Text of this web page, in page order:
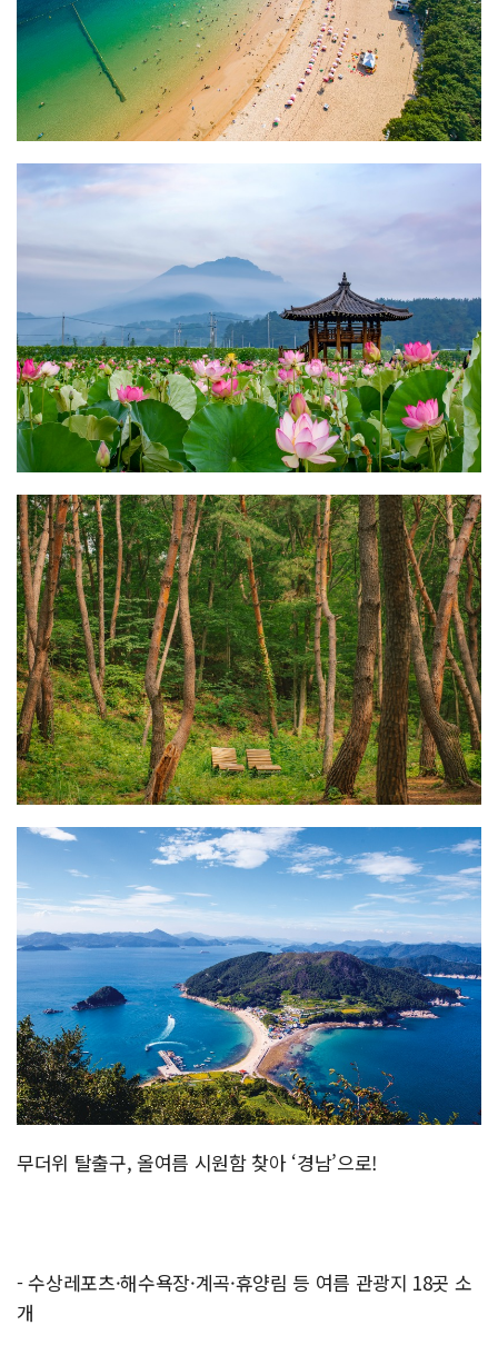
무더위 탈출구, 올여름 시원함 찾아 ‘경남’으로!
- 수상레포츠·해수욕장·계곡·휴양림 등 여름 관광지 18곳 소
개